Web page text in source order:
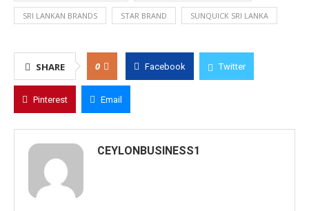
SRI LANKAN BRANDS STAR BRAND SUNQUICK SRI LANKA
SHARE 0 Facebook Twitter
Pinterest Email
CEYLONBUSINESS1